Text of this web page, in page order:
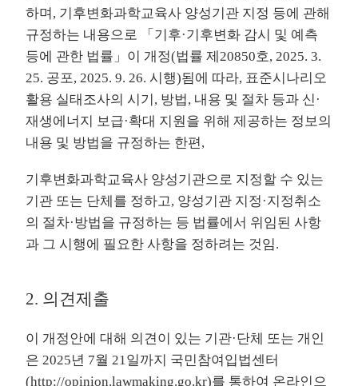
하며, 기후변화과학교육사 양성기관 지정 등에 관해
규정하는 내용으로 「기후·기후변화 감시 및 예측
등에 관한 법률」이 개정(법률 제20850호, 2025. 3.
25. 공포, 2025. 9. 26. 시행)됨에 따라, 표준시나리오
활용 실태조사의 시기, 방법, 내용 및 절차 등과 신·
재생에너지 보급·확대 지원을 위해 제공하는 정보의
내용 및 방법을 규정하는 한편,
기후변화과학교육사 양성기관으로 지정할 수 있는
기관 또는 단체를 정하고, 양성기관 지정·지정취소
의 절차·방법을 규정하는 등 법률에서 위임된 사항
과 그 시행에 필요한 사항을 정하려는 것임.
2. 의견제출
이 개정안에 대해 의견이 있는 기관·단체 또는 개인
은 2025년 7월 21일까지 국민참여입법센터
(http://opinion.lawmaking.go.kr)를 통하여 온라인으